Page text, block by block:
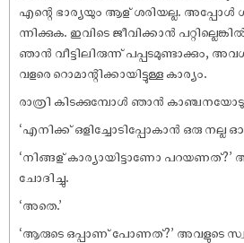
എന്റെ ഭാര്യയും ആള് ശരിയല്ല. അപ്പോൾ
ന്നിക്കുക. ഇവിടെ ജീവിക്കാൻ
ഞാൻ വീട്ടിലിരുന്ന് പപ്പടമുണ്ടാക്കും,
വളരെ റൊമാന്റിക്കായിട്ടുള്ള കാര്യം.
രാത്രി കിടക്കുമ്പോൾ ഞാൻ
‘എനിക്ക് ഒളിച്ചോടിപ്പോകാൻ ഒരു നല്ല
‘നിങ്ങള് കാര്യായിട്ടാണോ
ചോദിച്ചു.
‘അതെ.’
‘ആരുടെ ഒപ്പാണ് പോണത്?’ അവളുടെ